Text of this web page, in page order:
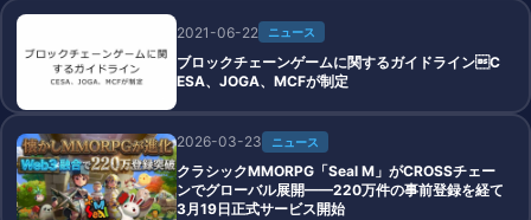
2021-06-22 ニュース
ブロックチェーンゲームに関するガイドラインC
ESA、JOGA、MCFが制定
2026-03-23 ニュース
クラシックMMORPG「Seal M」がCROSSチェー
ンでグローバル展開——220万件の事前登録を経て
3月19日正式サービス開始